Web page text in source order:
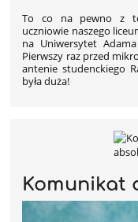
To co na pewno z
uczniowie naszego
na Uniwersytet
Pierwszy raz przed
antenie studenckiego
była duża!
Komunikat